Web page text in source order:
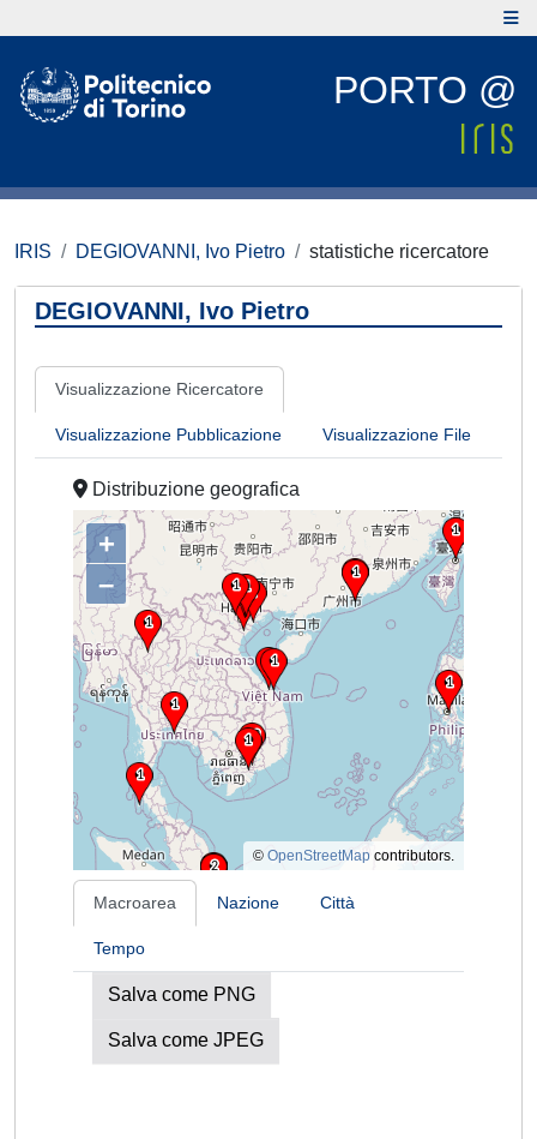
PORTO @
IRIS DEGIOVANNI, Ivo Pietro statistiche ricercatore
DEGIOVANNI, Ivo Pietro
Visualizzazione Ricercatore
Visualizzazione Pubblicazione Visualizzazione File
Distribuzione geografica
+
–
© OpenStreetMap contributors.
Macroarea Nazione Città
Tempo
Salva come PNG
Salva come JPEG